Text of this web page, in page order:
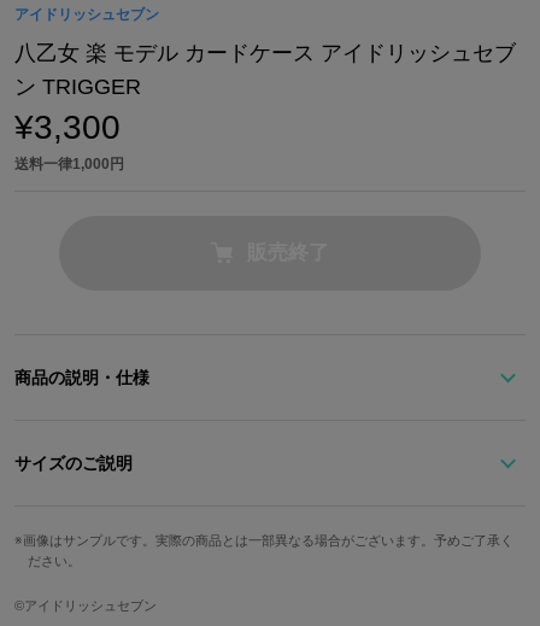
アイドリッシュセブン
八乙女 楽 モデル カードケース アイドリッシュセブ
ン TRIGGER
¥3,300
送料一律1,000円
商品の説明・仕様
楽のジャケットにあしらわれた、3人の音楽記号が1つになっている
とめました。
素材／ 本体：ポリウレタン 引き手・スタッズ：亜鉛合金 丸カン：鉄 裏
サイズのご説明
サイズ 縦 横 奥行 カード収納部
画像はサンプルです。実際の商品とは一部異なる場合がございます。予めご了承く
ださい。
©アイドリッシュセブン